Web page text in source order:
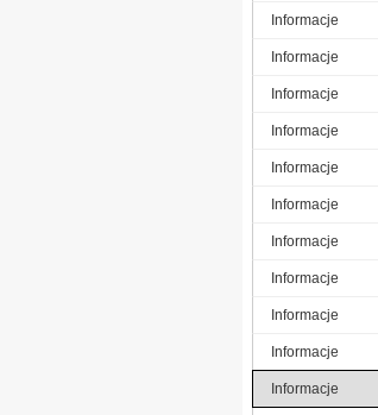
Informacje
Informacje
Informacje
Informacje
Informacje
Informacje
Informacje
Informacje
Informacje
Informacje
Informacje